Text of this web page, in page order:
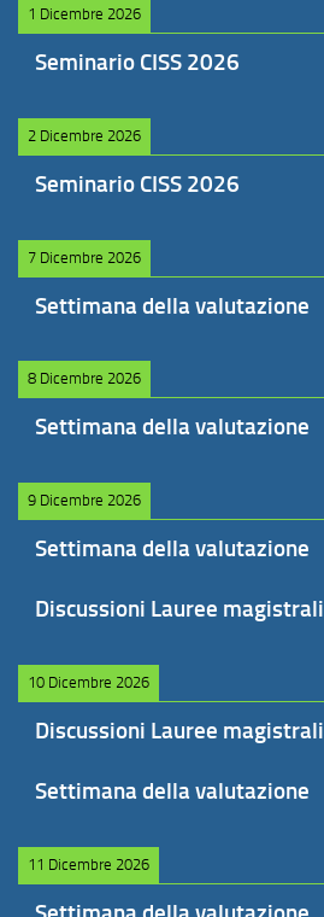
1 Dicembre 2026
Seminario CISS 2026
2 Dicembre 2026
Seminario CISS 2026
7 Dicembre 2026
Settimana della valutazione
8 Dicembre 2026
Settimana della valutazione
9 Dicembre 2026
Settimana della valutazione
Discussioni Lauree magistrali
10 Dicembre 2026
Discussioni Lauree magistrali
Settimana della valutazione
11 Dicembre 2026